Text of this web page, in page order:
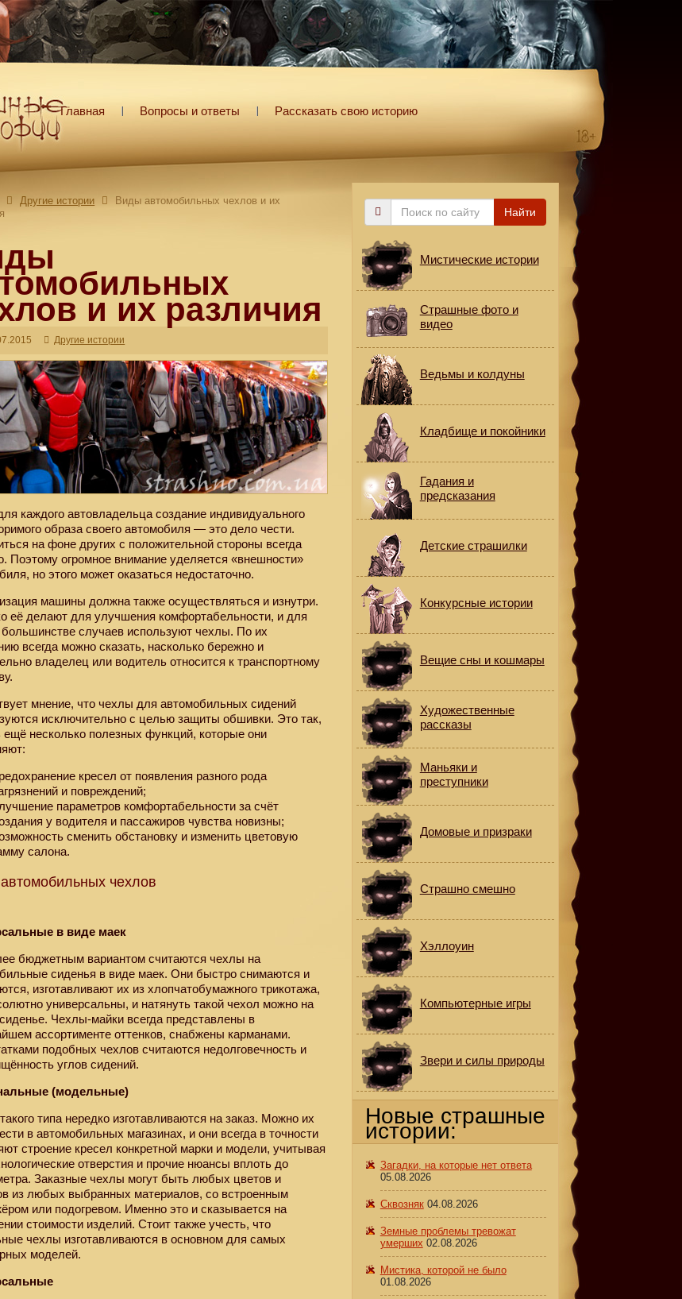
Главная Вопросы и ответы Рассказать свою историю
Другие истории
Виды автомобильных чехлов и их
и их различия
Другие истории
каждого автовладельца создание индивидуального
образа своего автомобиля — это дело чести.
на фоне других с положительной стороны всегда
Поэтому огромное внимание уделяется «внешности»
но этого может оказаться недостаточно.
машины должна также осуществляться и изнутри.
её делают для улучшения комфортабельности, и для
большинстве случаев используют чехлы. По их
всегда можно сказать, насколько бережно и
владелец или водитель относится к транспортному
мнение, что чехлы для автомобильных сидений
исключительно с целью защиты обшивки. Это так,
ещё несколько полезных функций, которые они
кресел от появления разного рода
и повреждений;
параметров комфортабельности за счёт
у водителя и пассажиров чувства новизны;
сменить обстановку и изменить цветовую
салона.
чехлов
в виде маек
бюджетным вариантом считаются чехлы на
сиденья в виде маек. Они быстро снимаются и
изготавливают их из хлопчатобумажного трикотажа,
универсальны, и натянуть такой чехол можно на
Чехлы-майки всегда представлены в
ассортименте оттенков, снабжены карманами.
подобных чехлов считаются недолговечность и
углов сидений.
(модельные)
типа нередко изготавливаются на заказ. Можно их
в автомобильных магазинах, и они всегда в точности
строение кресел конкретной марки и модели, учитывая
отверстия и прочие нюансы вплоть до
Заказные чехлы могут быть любых цветов и
из любых выбранных материалов, со встроенным
или подогревом. Именно это и сказывается на
стоимости изделий. Стоит также учесть, что
чехлы изготавливаются в основном для самых
моделей.
Поиск
Найти
Мистические истории
Страшные фото и
видео
Ведьмы и колдуны
Кладбище и покойники
Гадания и
предсказания
Детские страшилки
Конкурсные истории
Вещие сны и кошмары
Художественные
рассказы
Маньяки и
преступники
Домовые и призраки
Страшно смешно
Хэллоуин
Компьютерные игры
Звери и силы природы
Новые страшные
истории:
Загадки, на которые нет ответа
05.08.2026
Сквозняк 04.08.2026
Земные проблемы тревожат
умерших 02.08.2026
Мистика, которой не было
01.08.2026